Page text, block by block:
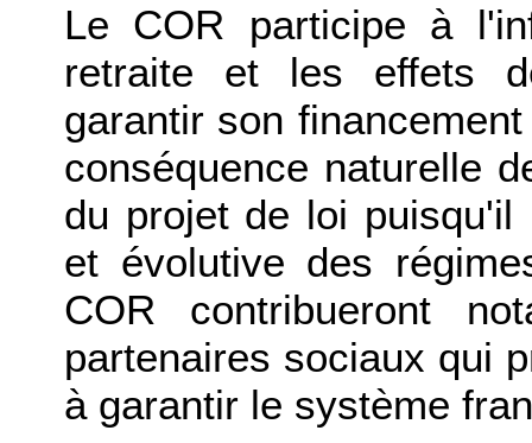
Le COR participe à
retraite et les effets
garantir son
conséquence naturelle
du projet de loi puisqu'il
et évolutive des
COR contribueront
partenaires sociaux qui
à garantir le système